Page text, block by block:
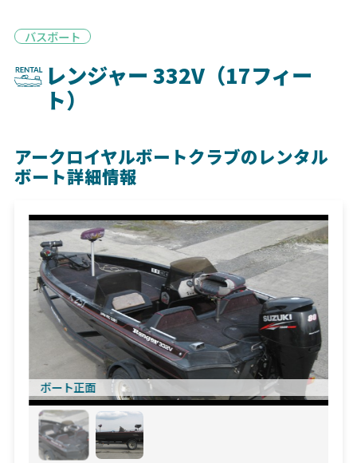
バスボート
レンジャー 332V（17フィー
ト）
アークロイヤルボートクラブのレンタル
ボート詳細情報
ボート正面